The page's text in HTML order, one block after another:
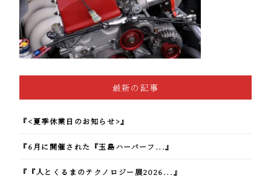
最新の記事
『<夏季休業日のお知らせ>』
『6月に開催された『玉島ハーバーフ...』
『『人とくるまのテクノロジー展2026...』